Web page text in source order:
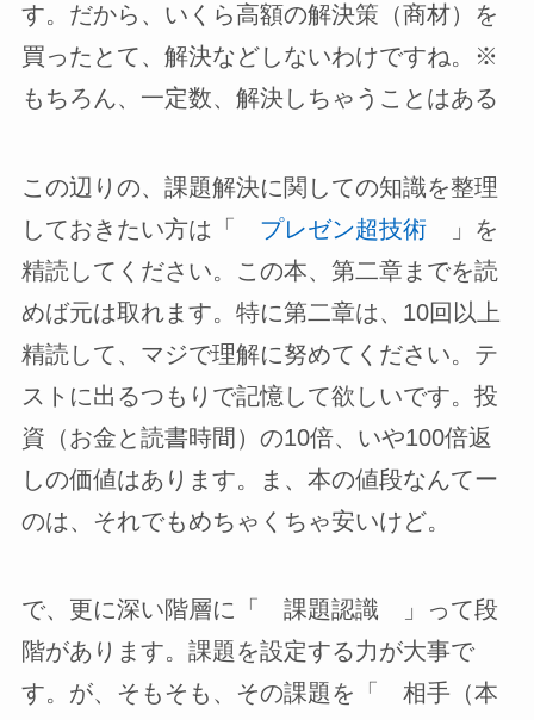
す。だから、いくら高額の解決策（商材）を
買ったとて、解決などしないわけですね。※
もちろん、一定数、解決しちゃうことはある
この辺りの、課題解決に関しての知識を整理
しておきたい方は「 プレゼン超技術」を
精読してください。この本、第二章までを読
めば元は取れます。特に第二章は、10回以上
精読して、マジで理解に努めてください。テ
ストに出るつもりで記憶して欲しいです。投
資（お金と読書時間）の10倍、いや100倍返
しの価値はあります。ま、本の値段なんてー
のは、それでもめちゃくちゃ安いけど。
で、更に深い階層に「 課題認識 」って段
階があります。課題を設定する力が大事で
す。が、そもそも、その課題を「 相手（本